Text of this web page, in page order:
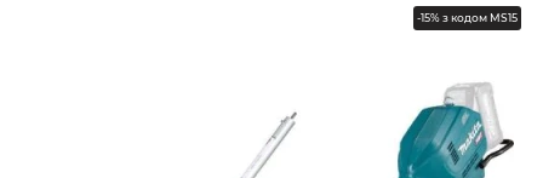
-15% з кодом MS15